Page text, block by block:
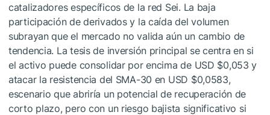
catalizadores específicos de la red Sei. La baja
participación de derivados y la caída del volumen
subrayan que el mercado no valida aún un cambio de
tendencia. La tesis de inversión principal se centra en si
el activo puede consolidar por encima de USD $0,053 y
atacar la resistencia del SMA-30 en USD $0,0583,
escenario que abriría un potencial de recuperación de
corto plazo, pero con un riesgo bajista significativo si